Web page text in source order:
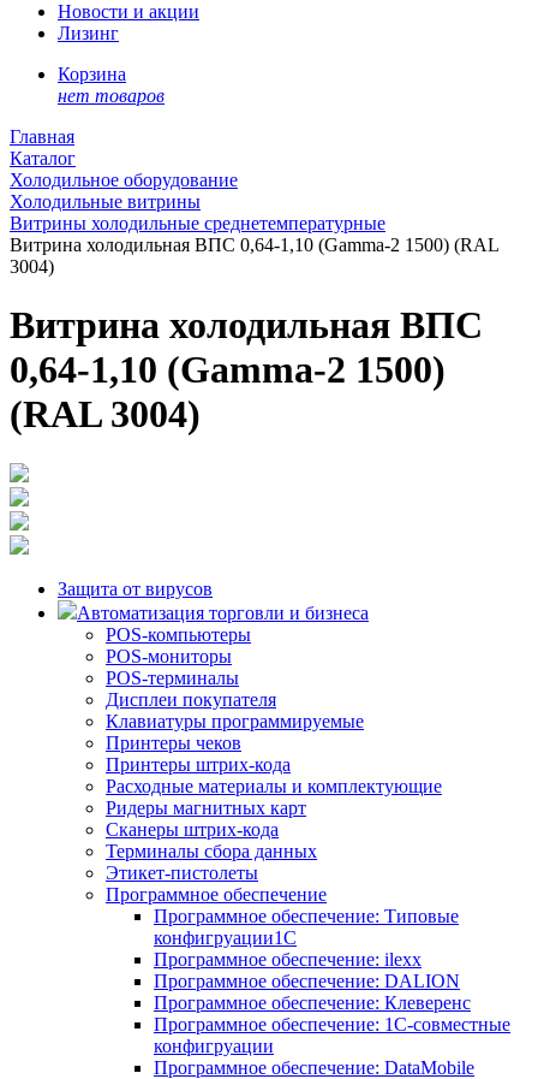
Новости и акции
Лизинг
Корзина
нет товаров
Главная
Каталог
Холодильное оборудование
Холодильные витрины
Витрины холодильные среднетемпературные
Витрина холодильная ВПС 0,64-1,10 (Gamma-2 1500) (RAL
3004)
Витрина холодильная ВПС
0,64-1,10 (Gamma-2 1500)
(RAL 3004)
Защита от вирусов
Автоматизация торговли и бизнеса
POS-компьютеры
POS-мониторы
POS-терминалы
Дисплеи покупателя
Клавиатуры программируемые
Принтеры чеков
Принтеры штрих-кода
Расходные материалы и комплектующие
Ридеры магнитных карт
Сканеры штрих-кода
Терминалы сбора данных
Этикет-пистолеты
Программное обеспечение
Программное обеспечение: Типовые
конфигруации1С
Программное обеспечение: ilexx
Программное обеспечение: DALION
Программное обеспечение: Клеверенс
Программное обеспечение: 1С-совместные
конфигруации
Программное обеспечение: DataMobile